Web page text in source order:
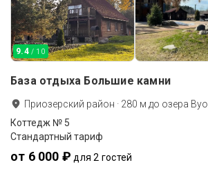
9.4 / 10
База отдыха Большие камни
Приозерский район · 280 м до озера
Коттедж № 5
Стандартный тариф
от 6 000 ₽ для 2 гостей